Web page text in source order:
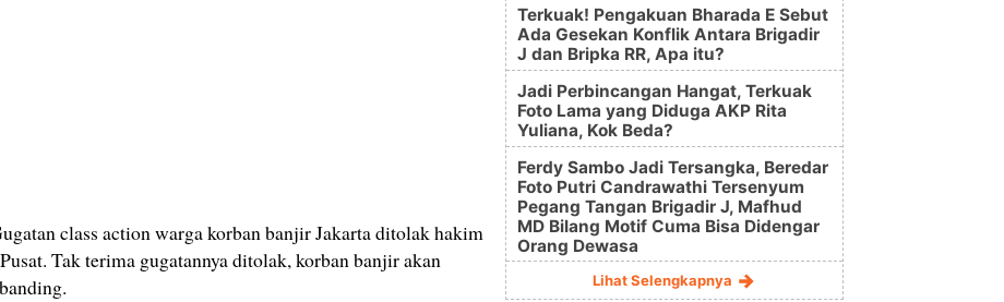
class action warga korban banjir Jakarta ditolak hakim
Tak terima gugatannya ditolak, korban banjir akan
Terkuak! Pengakuan Bharada E Sebut
Ada Gesekan Konflik Antara Brigadir
J dan Bripka RR, Apa itu?
Jadi Perbincangan Hangat, Terkuak
Foto Lama yang Diduga AKP Rita
Yuliana, Kok Beda?
Ferdy Sambo Jadi Tersangka, Beredar
Foto Putri Candrawathi Tersenyum
Pegang Tangan Brigadir J, Mafhud
MD Bilang Motif Cuma Bisa Didengar
Orang Dewasa
Lihat Selengkapnya